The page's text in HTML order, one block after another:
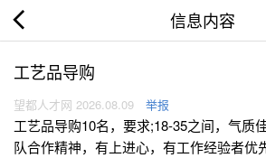
信息内容
工艺品导购
望都人才网 2026.08.09 举报
工艺品导购10名，要求;18-35之间，气质
队合作精神，有上进心，有工作经验者优